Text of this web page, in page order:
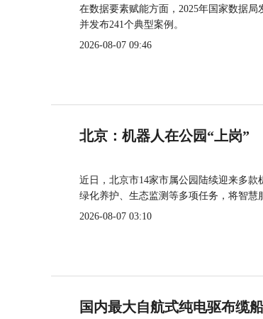
在数据要素赋能方面，2025年国家数据局
并发布241个典型案例。
2026-08-07 09:46
北京：机器人在公园“上岗”
近日，北京市14家市属公园陆续迎来多
绿化养护、生态监测等多项任务，将智慧
2026-08-07 03:10
国内最大自航式纯电驱布缆